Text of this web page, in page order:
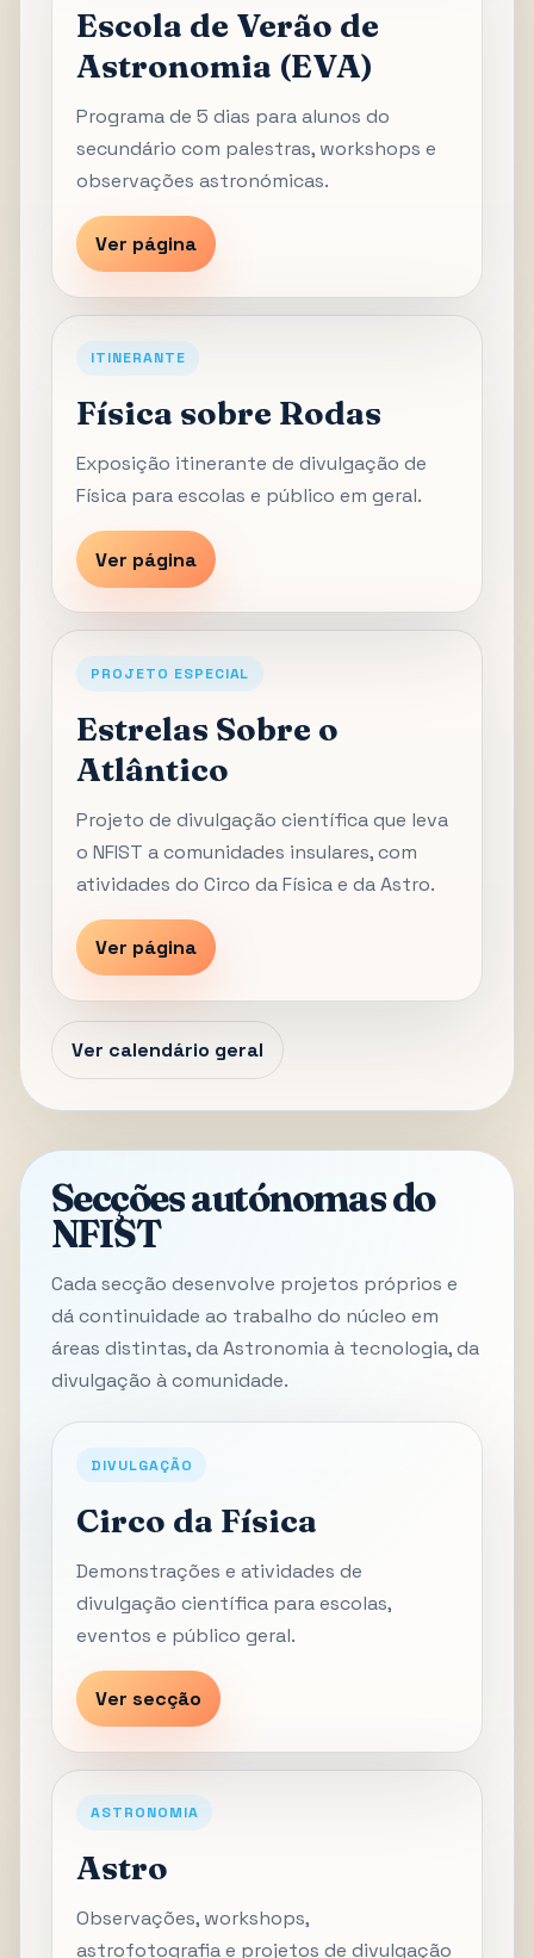
Escola de Verão de
Astronomia (EVA)
Programa de 5 dias para alunos do
secundário com palestras, workshops e
observações astronómicas.
Ver página
ITINERANTE
Física sobre Rodas
Exposição itinerante de divulgação de
Física para escolas e público em geral.
Ver página
PROJETO ESPECIAL
Estrelas Sobre o
Atlântico
Projeto de divulgação científica que leva
o NFIST a comunidades insulares, com
atividades do Circo da Física e da Astro.
Ver página
Ver calendário geral
Secções autónomas do
NFIST
Cada secção desenvolve projetos próprios e
dá continuidade ao trabalho do núcleo em
áreas distintas, da Astronomia à tecnologia, da
divulgação à comunidade.
DIVULGAÇÃO
Circo da Física
Demonstrações e atividades de
divulgação científica para escolas,
eventos e público geral.
Ver secção
ASTRONOMIA
Astro
Observações, workshops,
astrofotografia e projetos de divulgação